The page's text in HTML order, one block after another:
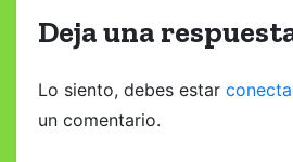
t
a
Deja una
Lo siento, debes estar
un comentario.